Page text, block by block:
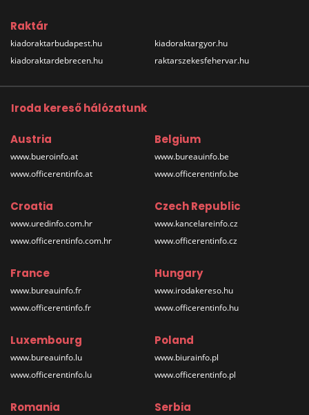
Raktár
kiadoraktarbudapest.hu
kiadoraktardebrecen.hu
kiadoraktargyor.hu
raktarszekesfehervar.hu
Iroda kereső hálózatunk
Austria
www.bueroinfo.at
www.officerentinfo.at
Belgium
www.bureauinfo.be
www.officerentinfo.be
Croatia
www.uredinfo.com.hr
www.officerentinfo.com.hr
Czech Republic
www.kancelareinfo.cz
www.officerentinfo.cz
France
www.bureauinfo.fr
www.officerentinfo.fr
Hungary
www.irodakereso.hu
www.officerentinfo.hu
Luxembourg
www.bureauinfo.lu
www.officerentinfo.lu
Poland
www.biurainfo.pl
www.officerentinfo.pl
Romania Serbia